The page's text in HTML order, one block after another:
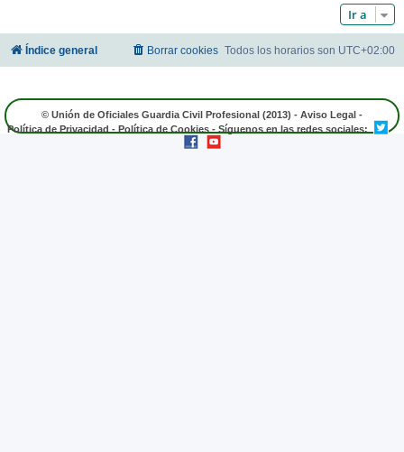
Ir a
Índice general Todos los horarios son UTC+02:00
Borrar cookies
© Unión de Oficiales Guardia Civil Profesional (2013) - Aviso Legal -
Política de Privacidad - Política de Cookies - Síguenos en las redes sociales: